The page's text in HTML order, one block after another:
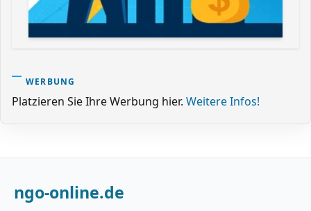
WERBUNG
Platzieren Sie Ihre Werbung hier. Weitere Infos!
ngo-online.de